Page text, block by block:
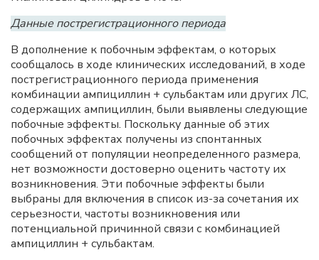
Данные пострегистрационного периода
В дополнение к побочным эффектам, о которых
сообщалось в ходе клинических исследований, в ходе
пострегистрационного периода применения
комбинации ампициллин + сульбактам или других ЛС,
содержащих ампициллин, были выявлены следующие
побочные эффекты. Поскольку данные об этих
побочных эффектах получены из спонтанных
сообщений от популяции неопределенного размера,
нет возможности достоверно оценить частоту их
возникновения. Эти побочные эффекты были
выбраны для включения в список из-за сочетания их
серьезности, частоты возникновения или
потенциальной причинной связи с комбинацией
ампициллин + сульбактам.